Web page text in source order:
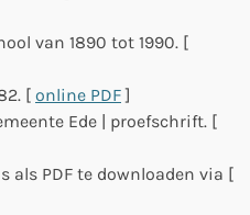
van 1890 tot 1990. [
[ online PDF]
Ede | proefschrift. [
als PDF te downloaden via [